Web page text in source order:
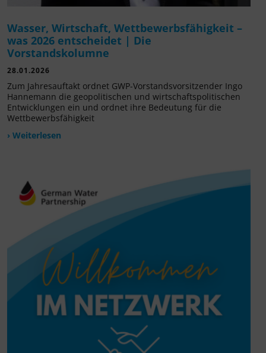
Wasser, Wirtschaft, Wettbewerbsfähigkeit –
was 2026 entscheidet | Die
Vorstandskolumne
28.01.2026
Zum Jahresauftakt ordnet GWP-Vorstandsvorsitzender Ingo
Hannemann die geopolitischen und wirtschaftspolitischen
Entwicklungen ein und ordnet ihre Bedeutung für die
Wettbewerbsfähigkeit
› Weiterlesen